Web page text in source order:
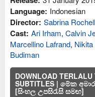
Language: Indonesian
Director: Sabrina
Cast: Ari Irham, Calvin
Marcellino Lafrand, Nikita
Budiman
DOWNLOAD
SUBTITLES | මේක
[සිංහල උපසිරැසි සමඟ]